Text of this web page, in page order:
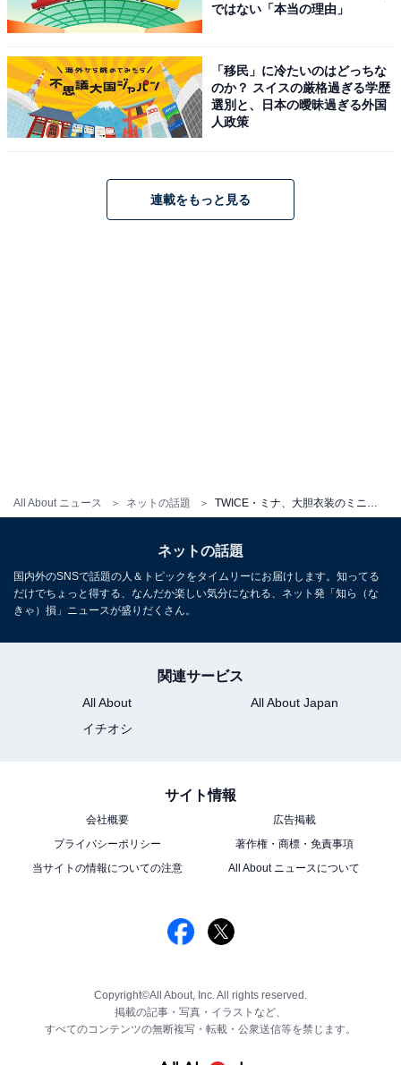
All About ニュース ネットの話題
ではない「本当の理由」
「移民」に冷たいのはどっちな
のか？ スイスの厳格過ぎる学歴
選別と、日本の曖昧過ぎる外国
人政策
連載をもっと見る
ネットの話題
国内外のSNSで話題の人＆トピックをタイムリーにお届けします。知ってる
だけでちょっと得する、なんだか楽しい気分になれる、ネット発「知ら（な
きゃ）損」ニュースが盛りだくさん。
関連サービス
All About
All About Japan
イチオシ
サイト情報
会社概要
広告掲載
プライバシーポリシー
著作権・商標・免責事項
当サイトの情報についての注意
All About ニュースについて
Copyright©All About, Inc. All rights reserved.
掲載の記事・写真・イラストなど、
すべてのコンテンツの無断複写・転載・公衆送信等を禁じます。